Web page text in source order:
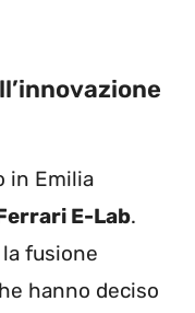
in Emilia
E-Lab.
fusione
hanno deciso